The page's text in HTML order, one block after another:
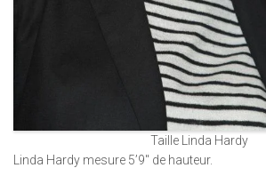
Taille Linda Hardy
Linda Hardy mesure 5’9″ de hauteur.